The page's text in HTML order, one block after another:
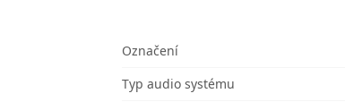
Označení
Typ audio systému